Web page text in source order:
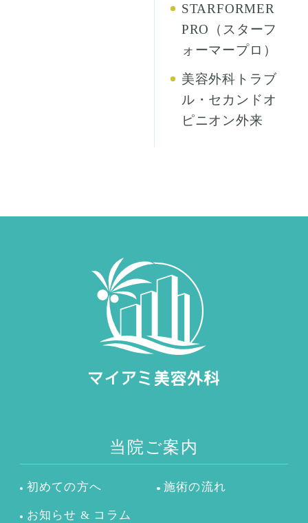
STARFORMER
PRO（スターフ
ォーマープロ）
美容外科トラブ
ル・セカンドオ
ピニオン外来
当院ご案内
初めての方へ 施術の流れ
お知らせ & コラム